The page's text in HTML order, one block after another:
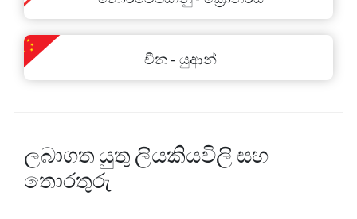
චීන - යුආන්
ලබාගත යුතු ලියකියවිලි සහ
තොරතුරු